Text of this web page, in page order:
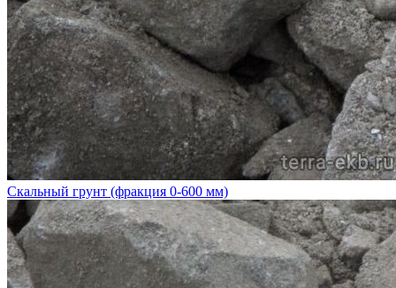
Скальный грунт (фракция 0-600 мм)